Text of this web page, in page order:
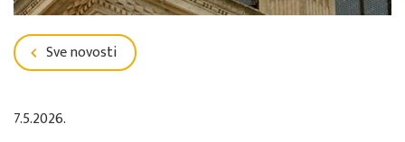
Sve novosti
7.5.2026.